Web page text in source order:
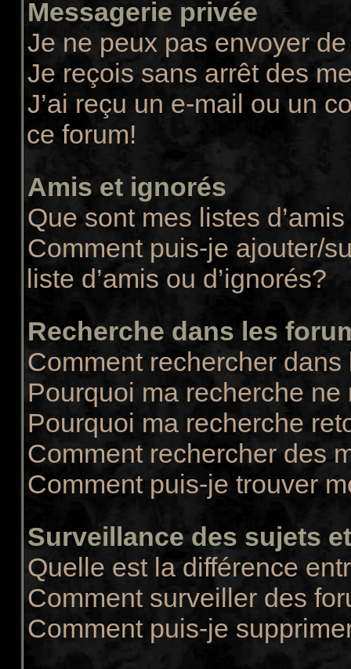
Messagerie privée
Je ne peux pas envoyer
Je reçois sans arrêt des
J’ai reçu un e-mail ou un
ce forum!
Amis et ignorés
Que sont mes listes
Comment puis-je ajouter/
liste d’amis ou d’ignorés?
Recherche dans les
Comment rechercher dans
Pourquoi ma recherche
Pourquoi ma recherche
Comment rechercher des
Comment puis-je trouver
Surveillance des sujets
Quelle est la différence
Comment surveiller des
Comment puis-je